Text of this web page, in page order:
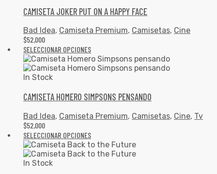
CAMISETA JOKER PUT ON A HAPPY FACE
Bad Idea, Camiseta Premium, Camisetas, Cine
$52,000
SELECCIONAR OPCIONES
In Stock
CAMISETA HOMERO SIMPSONS PENSANDO
Bad Idea, Camiseta Premium, Camisetas, Cine, Tv
$52,000
SELECCIONAR OPCIONES
In Stock